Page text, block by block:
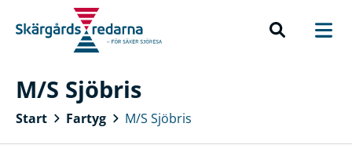
M/S Sjöbris
Start Fartyg M/S Sjöbris